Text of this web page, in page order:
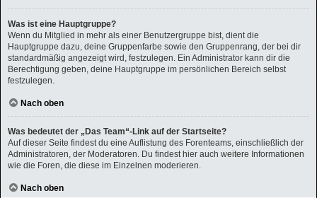
Was ist eine Hauptgruppe?
Wenn du Mitglied in mehr als einer Benutzergruppe bist, dient die
Hauptgruppe dazu, deine Gruppenfarbe sowie den Gruppenrang, der bei dir
standardmäßig angezeigt wird, festzulegen. Ein Administrator kann dir die
Berechtigung geben, deine Hauptgruppe im persönlichen Bereich selbst
festzulegen.
Nach oben
Was bedeutet der „Das Team“-Link auf der Startseite?
Auf dieser Seite findest du eine Auflistung des Forenteams, einschließlich der
Administratoren, der Moderatoren. Du findest hier auch weitere Informationen
wie die Foren, die diese im Einzelnen moderieren.
Nach oben